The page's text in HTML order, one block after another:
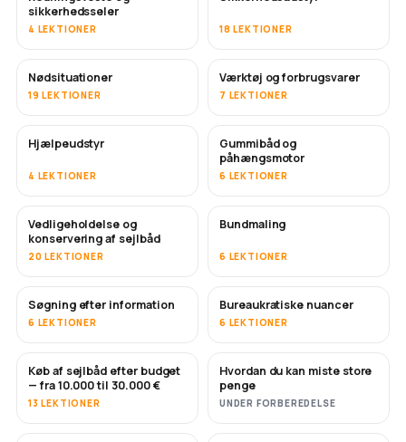
sikkerhedsseler
4 LEKTIONER 18 LEKTIONER
Nødsituationer
19 LEKTIONER
Værktøj og forbrugsvarer
7 LEKTIONER
Hjælpeudstyr
4 LEKTIONER
Gummibåd og
påhængsmotor
6 LEKTIONER
Vedligeholdelse og
konservering af sejlbåd
20 LEKTIONER
SNART
Bundmaling
6 LEKTIONER
Søgning efter information
6 LEKTIONER
Bureaukratiske nuancer
6 LEKTIONER
SNART
Køb af sejlbåd efter budget
— fra 10.000 til 30.000 €
13 LEKTIONER
SNART
Hvordan du kan miste store
penge
UNDER FORBEREDELSE